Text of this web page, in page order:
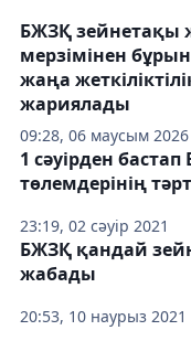
09:28, 06 маусым 2026
БЖЗҚ зейнетақы
мерзімінен
жаңа
жариялады
23:19, 02 сәуір 2021
1 сәуірден
төлемдерінің
20:53, 10 наурыз 2021
БЖЗҚ қандай
жабады